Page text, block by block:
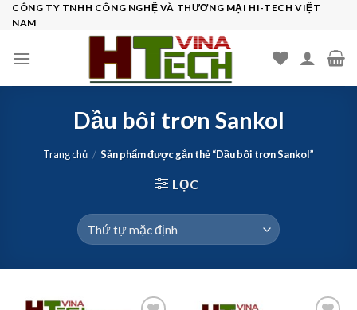
SkipCÔNG TY TNHH CÔNG NGHỆ VÀ THƯƠNG MẠI HI-TECH VIỆT
NAM
Dầu bôi trơn Sankol
Trang chủ / Sản phẩm được gắn thẻ “Dầu bôi trơn Sankol”
LỌC